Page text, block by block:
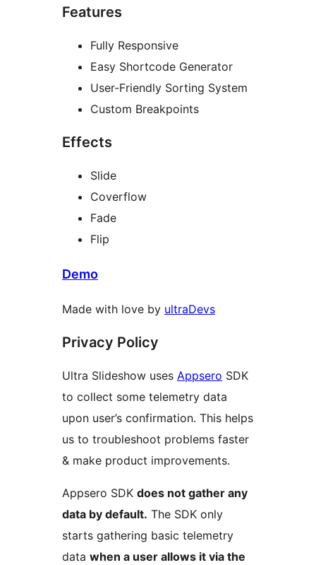
Features
Fully Responsive
Easy Shortcode Generator
User-Friendly Sorting System
Custom Breakpoints
Effects
Slide
Coverflow
Fade
Flip
Demo
Made with love by ultraDevs
Privacy Policy
Ultra Slideshow uses Appsero SDK
to collect some telemetry data
upon user’s confirmation. This helps
us to troubleshoot problems faster
& make product improvements.
Appsero SDK does not gather any
data by default. The SDK only
starts gathering basic telemetry
data when a user allows it via the